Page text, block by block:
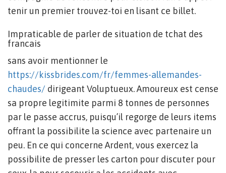
tenir un premier trouvez-toi en lisant ce billet.
Impraticable de parler de situation de tchat des
francais
sans avoir mentionner le
https://kissbrides.com/fr/femmes-allemandes-
chaudes/ dirigeant Voluptueux. Amoureux est cense
sa propre legitimite parmi 8 tonnes de personnes
par le passe accrus, puisqu’il regorge de leurs items
offrant la possibilite la science avec partenaire un
peu. En ce qui concerne Ardent, vous exercez la
possibilite de presser les carton pour discuter pour